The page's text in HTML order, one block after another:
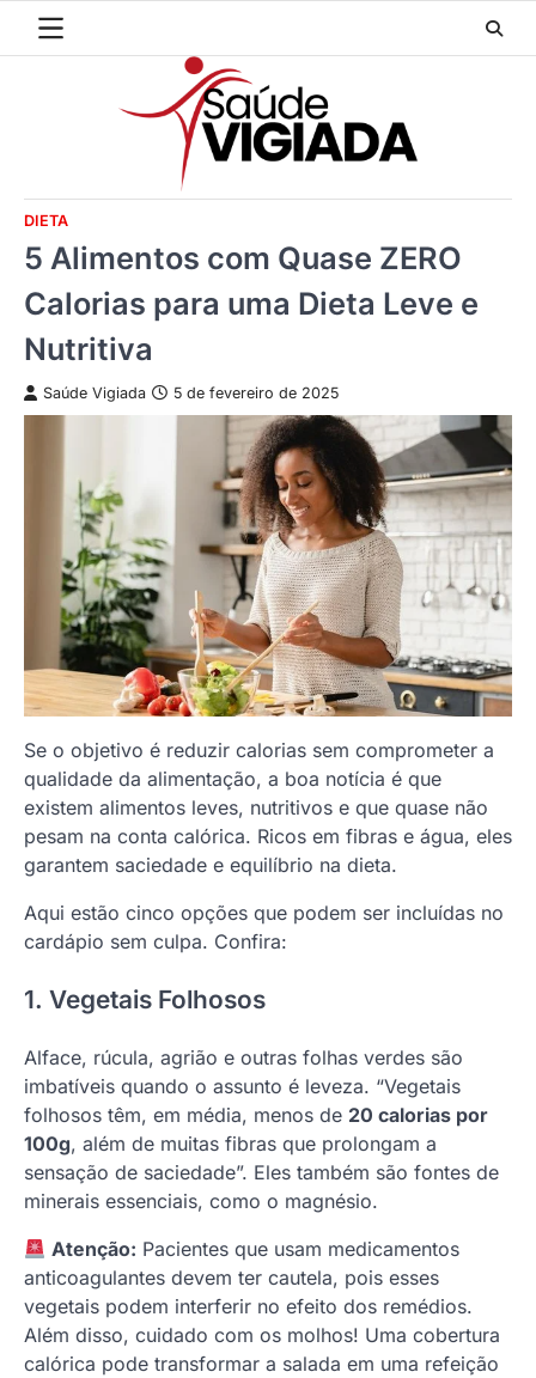
DIETA
5 Alimentos com Quase ZERO
Calorias para uma Dieta Leve e
Nutritiva
Saúde Vigiada 5 de fevereiro de 2025
Se o objetivo é reduzir calorias sem comprometer a
qualidade da alimentação, a boa notícia é que
existem alimentos leves, nutritivos e que quase não
pesam na conta calórica. Ricos em fibras e água, eles
garantem saciedade e equilíbrio na dieta.
Aqui estão cinco opções que podem ser incluídas no
cardápio sem culpa. Confira:
1. Vegetais Folhosos
Alface, rúcula, agrião e outras folhas verdes são
imbatíveis quando o assunto é leveza. “Vegetais
folhosos têm, em média, menos de 20 calorias por
100g, além de muitas fibras que prolongam a
sensação de saciedade”. Eles também são fontes de
minerais essenciais, como o magnésio.
Atenção: Pacientes que usam medicamentos
anticoagulantes devem ter cautela, pois esses
vegetais podem interferir no efeito dos remédios.
Além disso, cuidado com os molhos! Uma cobertura
calórica pode transformar a salada em uma refeição